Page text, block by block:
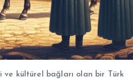
kültürel bağları olan bir Türk